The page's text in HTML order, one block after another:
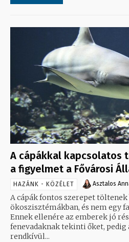
A cápákkal kapcsolatos
a figyelmet a Fővárosi
HAZÁNK - KÖZÉLET Asztalos
A cápák fontos szerepet töltenek
ökoszisztémákban, és nem egy
Ennek ellenére az emberek jó
fenevadaknak tekinti őket, pedig
rendkívül...